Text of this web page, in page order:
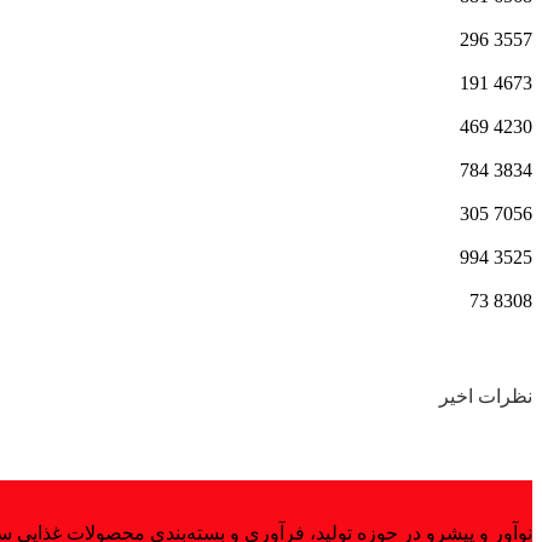
3557
296
4673
191
4230
469
3834
784
7056
305
3525
994
8308
73
نظرات اخیر
نوآور و پیشرو در حوزه تولید، فرآوری و بسته‌بندی محصولات غذایی